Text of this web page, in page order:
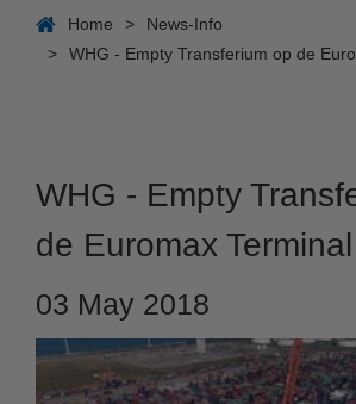
Home >
News-Info
>
WHG - Empty Transferium op de
WHG - Empty
de Euromax Terminal
03 May 2018